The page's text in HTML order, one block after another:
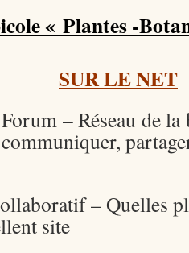
« Plantes -
SUR LE NET
– Réseau de
– Quelles
site